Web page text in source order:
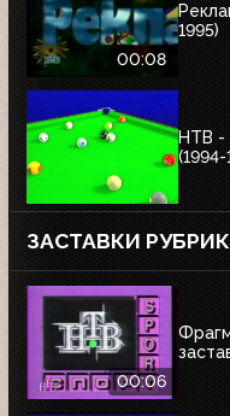
00:08
1995)
НТВ -
ЗАСТАВКИ РУБРИК
00:06